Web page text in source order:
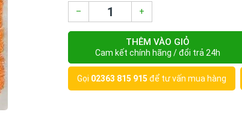
– +
THÊM VÀO GIỎ
Cam kết chính hãng / đổi trả 24h
Gọi 02363 815 915 để tư vấn mua hàng